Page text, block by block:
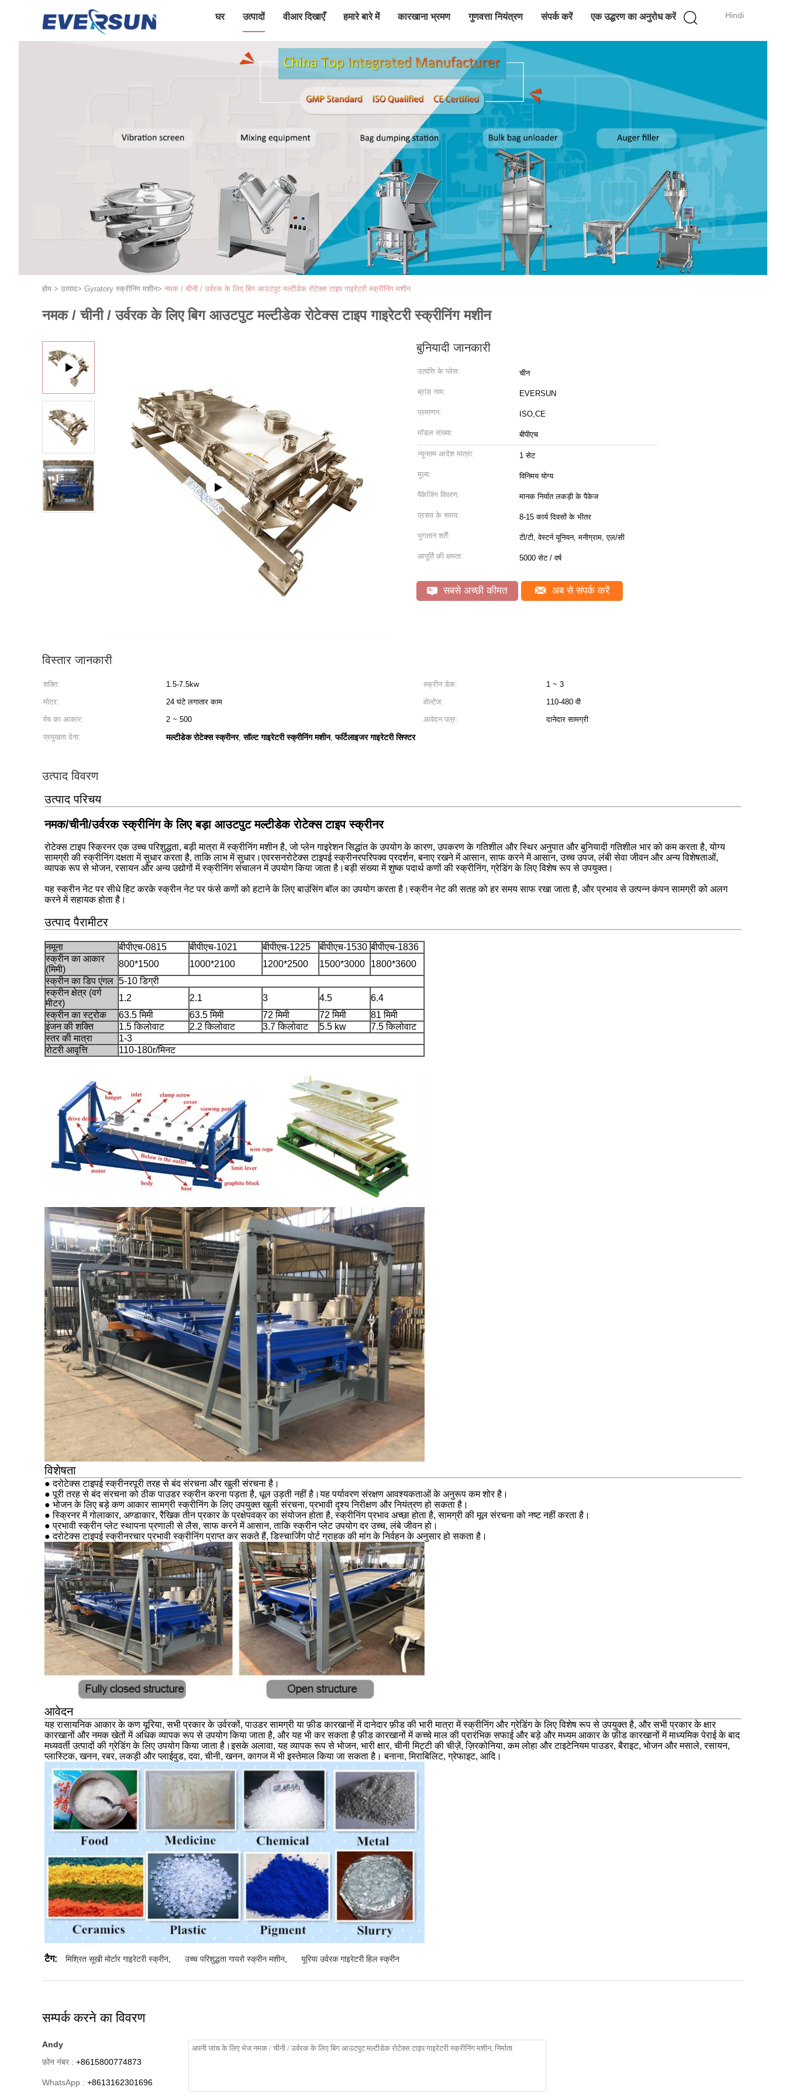
Hindi
घर उत्पादों वीआर दिखाएँ हमारे बारे में कारखाना भ्रमण गुणवत्ता नियंत्रण संपर्क करें एक उद्धरण का अनुरोध करें
होम > उत्पाद> Gyratory स्क्रीनिंग मशीन> नमक / चीनी / उर्वरक के लिए बिग आउटपुट मल्टीडेक रोटेक्स टाइप गाइरेटरी स्क्रीनिंग मशीन
नमक / चीनी / उर्वरक के लिए बिग आउटपुट मल्टीडेक रोटेक्स टाइप गाइरेटरी स्क्रीनिंग मशीन
बुनियादी जानकारी
उत्पत्ति के प्लेस: चीन
ब्रांड नाम: EVERSUN
प्रमाणन: ISO,CE
मॉडल संख्या: बीपीएच
न्यूनतम आदेश मात्रा: 1 सेट
मूल्य: विनिमय योग्य
पैकेजिंग विवरण: मानक निर्यात लकड़ी के पैकेज
प्रसव के समय: 8-15 कार्य दिवसों के भीतर
भुगतान शर्तें: टी/टी, वेस्टर्न यूनियन, मनीग्राम, एल/सी
आपूर्ति की क्षमता: 5000 सेट / वर्ष
सबसे अच्छी कीमत अब से संपर्क करें
विस्तार जानकारी
शक्ति: 1.5-7.5kw स्क्रीन डेक:
1 ~ 3
मोटर:
24 घंटे लगातार काम वोल्टेज:
110-480 वी
मेष का आकार:
2 ~ 500 आवेदन पत्र:
दानेदार सामग्री
प्रमुखता देना:
मल्टीडेक रोटेक्स स्क्रीनर,सॉल्ट गाइरेटरी स्क्रीनिंग मशीन,फर्टिलाइजर गाइरेटरी सिफ्टर
उत्पाद विवरण
उत्पाद परिचय
नमक/चीनी/उर्वरक स्क्रीनिंग के लिए बड़ा आउटपुट मल्टीडेक रोटेक्स टाइप स्क्रीनर
रोटेक्स टाइप स्क्रिनर एक उच्च परिशुद्धता, बड़ी मात्रा में स्क्रीनिंग मशीन है, जो प्लेन गाइरेशन सिद्धांत के उपयोग के कारण, उपकरण के गतिशील और स्थिर अनुपात और बुनियादी गतिशील भार को कम करता है, योग्य
सामग्री की स्क्रीनिंग दक्षता में सुधार करता है, ताकि लाभ में सुधार।एवरसनरोटेक्स टाइपई स्क्रीनरपरिपक्व प्रदर्शन, बनाए रखने में आसान, साफ करने में आसान, उच्च उपज, लंबी सेवा जीवन और अन्य विशेषताओं,
व्यापक रूप से भोजन, रसायन और अन्य उद्योगों में स्क्रीनिंग संचालन में उपयोग किया जाता है।बड़ी संख्या में शुष्क पदार्थ कणों की स्क्रीनिंग, ग्रेडिंग के लिए विशेष रूप से उपयुक्त।
यह स्क्रीन नेट पर सीधे हिट करके स्क्रीन नेट पर फंसे कणों को हटाने के लिए बाउंसिंग बॉल का उपयोग करता है।स्क्रीन नेट की सतह को हर समय साफ रखा जाता है, और प्रभाव से उत्पन्न कंपन सामग्री को अलग
करने में सहायक होता है।
उत्पाद पैरामीटर
नमूना बीपीएच-0815 बीपीएच-1021 बीपीएच-1225 बीपीएच-1530 बीपीएच-1836
स्क्रीन का आकार
(मिमी)
800*1500 1000*2100 1200*2500 1500*3000
1800*3600
स्क्रीन का डिप एंगल 5-10 डिग्री
स्क्रीन क्षेत्र (वर्ग
मीटर)
1.2 2.1 3 4.5
6.4
स्क्रीन का स्ट्रोक
63.5 मिमी 63.5 मिमी 72 मिमी 72 मिमी
81 मिमी
इंजन की शक्ति
1.5 किलोवाट 2.2 किलोवाट 3.7 किलोवाट 5.5 kw
7.5 किलोवाट
स्तर की मात्रा
1-3
रोटरी आवृत्ति
110-180r/मिनट
विशेषता
● दरोटेक्स टाइपई स्क्रीनरपूरी तरह से बंद संरचना और खुली संरचना है।
● पूरी तरह से बंद संरचना को ठीक पाउडर स्क्रीन करना पड़ता है, धूल उड़ती नहीं है।यह पर्यावरण संरक्षण आवश्यकताओं के अनुरूप कम शोर है।
● भोजन के लिए बड़े कण आकार सामग्री स्क्रीनिंग के लिए उपयुक्त खुली संरचना, प्रभावी दृश्य निरीक्षण और नियंत्रण हो सकता है।
● स्क्रिनर में गोलाकार, अण्डाकार, रैखिक तीन प्रकार के प्रक्षेपवक्र का संयोजन होता है, स्क्रीनिंग प्रभाव अच्छा होता है, सामग्री की मूल संरचना को नष्ट नहीं करता है।
● प्रभावी स्क्रीन प्लेट स्थापना प्रणाली से लैस, साफ करने में आसान, ताकि स्क्रीन प्लेट उपयोग दर उच्च, लंबे जीवन हो।
● दरोटेक्स टाइपई स्क्रीनरचार प्रभावी स्क्रीनिंग प्राप्त कर सकते हैं, डिस्चार्जिंग पोर्ट ग्राहक की मांग के निर्वहन के अनुसार हो सकता है।
आवेदन
यह रासायनिक आकार के कण यूरिया, सभी प्रकार के उर्वरकों, पाउडर सामग्री या फ़ीड कारखानों में दानेदार फ़ीड की भारी मात्रा में स्क्रीनिंग और ग्रेडिंग के लिए विशेष रूप से उपयुक्त है, और सभी प्रकार के क्षार
कारखानों और नमक खेतों में अधिक व्यापक रूप से उपयोग किया जाता है, और यह भी कर सकता है फ़ीड कारखानों में कच्चे माल की प्रारंभिक सफाई और बड़े और मध्यम आकार के फ़ीड कारखानों में माध्यमिक पेराई के बाद
मध्यवर्ती उत्पादों की ग्रेडिंग के लिए उपयोग किया जाता है।इसके अलावा, यह व्यापक रूप से भोजन, भारी क्षार, चीनी मिट्टी की चीज़ें, ज़िरकोनिया, कम लोहा और टाइटेनियम पाउडर, बैराइट, भोजन और मसाले, रसायन,
प्लास्टिक, खनन, रबर, लकड़ी और प्लाईवुड, दवा, चीनी, खनन, कागज में भी इस्तेमाल किया जा सकता है। बनाना, मिराबिलिट, ग्रेफाइट, आदि।
टैग: मिश्रित सूखी मोर्टार गाइरेटरी स्क्रीन उच्च परिशुद्धता गायरो स्क्रीन मशीन यूरिया उर्वरक गाइरेटरी हिल स्क्रीन
सम्पर्क करने का विवरण
Andy
फ़ोन नंबर : +8615800774873
WhatsApp : +8613162301696